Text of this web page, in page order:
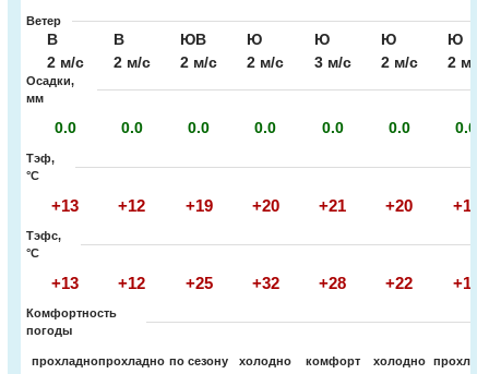
Ветер
В
2 м/с
В
2 м/с
ЮВ
2 м/с
Ю
2 м/с
Ю
3 м/с
Ю
2 м/с
Ю
2 м/с
Осадки,
мм
0.0 0.0 0.0 0.0 0.0 0.0 0.0
Тэф,
°C
+13 +12 +19 +20 +21 +20 +19
Тэфс,
°C
+13 +12 +25 +32 +28 +22 +19
Комфортность
погоды
прохладнопрохладно по сезону холодно комфорт холодно